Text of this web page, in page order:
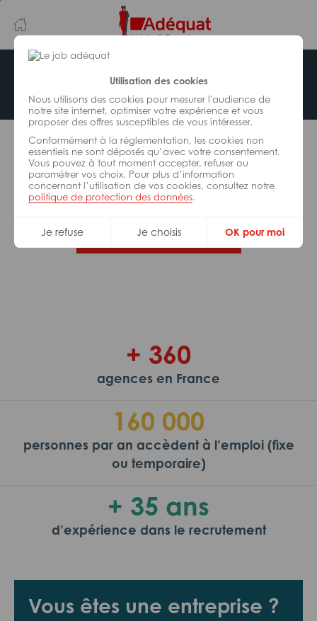
Utilisation des cookies
Nous utilisons des cookies pour mesurer l'audience de
notre site internet, optimiser votre expérience et vous
proposer des offres susceptibles de vous intéresser.
Conformément à la réglementation, les cookies non
essentiels ne sont déposés qu’avec votre consentement.
Vous pouvez à tout moment accepter, refuser ou
paramétrer vos choix. Pour plus d’information
concernant l’utilisation de vos cookies, consultez notre
politique de protection des données.
Je refuse Je choisis OK pour moi
au
contenu
principal
navigation
Offre indisponible
L’offre d’emploi que vous tentez de consulter n’est
plus disponible.
De nombreuses autres missions peuvent vous
correspondre, consultez toutes nos offres.
Trouvez votre job Adéquat !
Vous êtes une entreprise ?
+ 360
agences en France
160 000
personnes par an accèdent à l’emploi (fixe
ou temporaire)
+ 35 ans
d’expérience dans le recrutement